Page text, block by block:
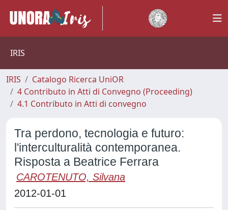
IRIS
IRIS
Catalogo Ricerca UniOR
4 Contributo in Atti di Convegno (Proceeding)
4.1 Contributo in Atti di convegno
Tra perdono, tecnologia e futuro:
l'interculturalità contemporanea.
Risposta a Beatrice Ferrara
CAROTENUTO, Silvana
2012-01-01